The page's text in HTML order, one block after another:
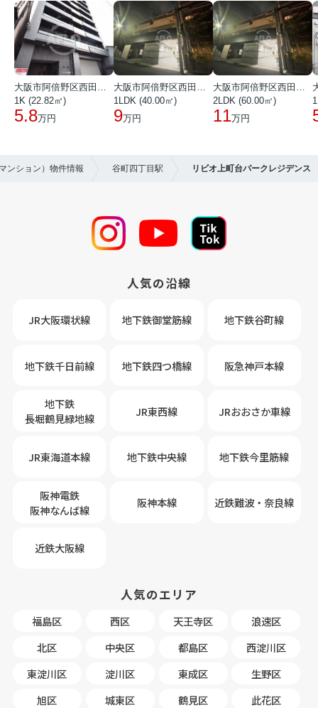
1K (22.82㎡)
5.8万円
1LDK (40.00㎡)
9万円
2LDK (60.00㎡)
11万円
ンション）物件情報 谷町四丁目駅 リビオ上町台パークレジデンス
人気の沿線
JR大阪環状線 地下鉄御堂筋線 地下鉄谷町線
地下鉄千日前線 地下鉄四つ橋線 阪急神戸本線
地下鉄
長堀鶴見緑地線
JR東西線 JRおおさか車線
JR東海道本線 地下鉄中央線 地下鉄今里筋線
阪神電鉄
阪神なんば線
阪神本線 近鉄難波・奈良線
近鉄大阪線
人気のエリア
福島区 西区 天王寺区
浪速区
北区
中央区 都島区
西淀川区
東淀川区
淀川区 東成区
生野区
旭区
城東区 鶴見区
此花区